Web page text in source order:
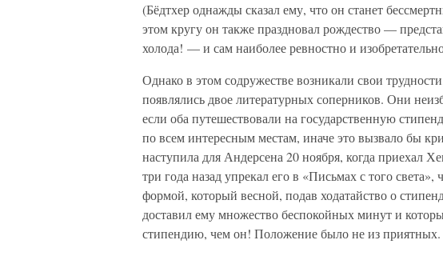
(Бёдтхер однажды сказал ему, что он станет
этом кругу он также праздновал рождество —
холода! — и сам наиболее ревностно и
Однако в этом содружестве возникали свои
появлялись двое литературных соперников. Они
если оба путешествовали на государственную
по всем интересным местам, иначе это вызвало бы
наступила для Андерсена 20 ноября, когда
три года назад упрекал его в «Письмах с того света»,
формой, который весной, подав ходатайство о
доставил ему множество беспокойных минут и
стипендию, чем он! Положение было не из приятных.